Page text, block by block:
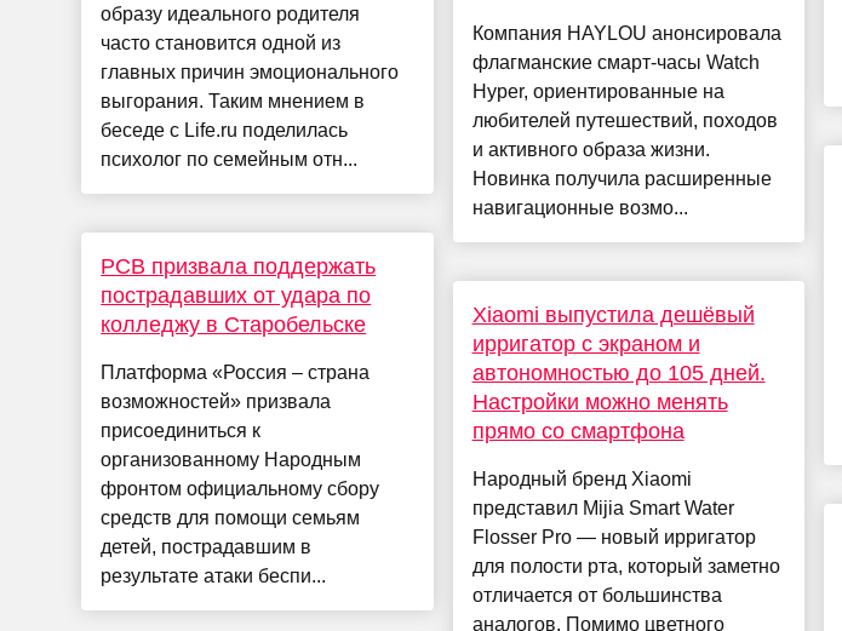
образу идеального родителя
часто становится одной из
главных причин эмоционального
выгорания. Таким мнением в
беседе с Life.ru поделилась
психолог по семейным отн...
РСВ призвала поддержать
пострадавших от удара по
колледжу в Старобельске
Платформа «Россия – страна
возможностей» призвала
присоединиться к
организованному Народным
фронтом официальному сбору
средств для помощи семьям
детей, пострадавшим в
результате атаки беспи...
Компания HAYLOU анонсировала
флагманские смарт-часы Watch
Hyper, ориентированные на
любителей путешествий, походов
и активного образа жизни.
Новинка получила расширенные
навигационные возмо...
Xiaomi выпустила дешёвый
ирригатор с экраном и
автономностью до 105 дней.
Настройки можно менять
прямо со смартфона
Народный бренд Xiaomi
представил Mijia Smart Water
Flosser Pro — новый ирригатор
для полости рта, который заметно
отличается от большинства
аналогов. Помимо цветного